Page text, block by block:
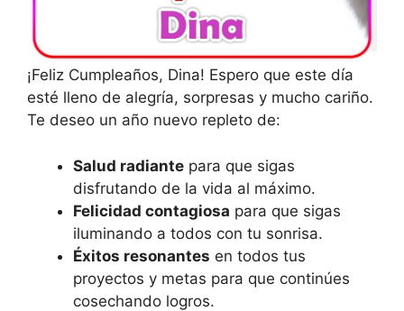
¡Feliz Cumpleaños, Dina! Espero que este día
esté lleno de alegría, sorpresas y mucho cariño.
Te deseo un año nuevo repleto de:
Salud radiante para que sigas
disfrutando de la vida al máximo.
Felicidad contagiosa para que sigas
iluminando a todos con tu sonrisa.
Éxitos resonantes en todos tus
proyectos y metas para que continúes
cosechando logros.